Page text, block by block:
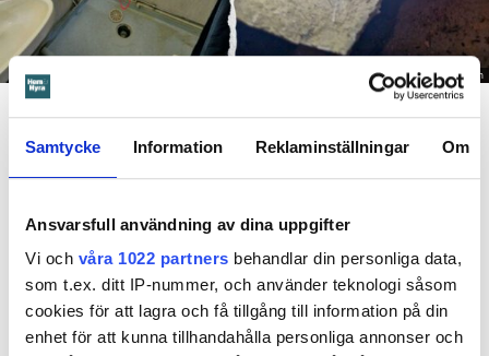
Samtycke Information Reklaminställningar Om
Ansvarsfull användning av dina uppgifter
Vi och våra 1022 partners behandlar din personliga data,
som t.ex. ditt IP-nummer, och använder teknologi såsom
cookies för att lagra och få tillgång till information på din
enhet för att kunna tillhandahålla personliga annonser och
Foto: Hyresnämnden
En inspektion visade att vatten under en längre tid läckt in genom sprickor i väggen (de
röda markeringarna) och orsakat rötskador i syllen.
Hyresgästen har bott i lägenheten i skånska Båstad sedan
i hyresnämnden och i hovrätten.
Skada upptäcktes av hantverkare